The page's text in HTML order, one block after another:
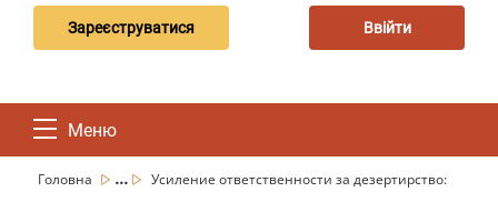
Зареєструватися Ввійти
Меню
Головна ...
Усиление ответственности за дезертирство: